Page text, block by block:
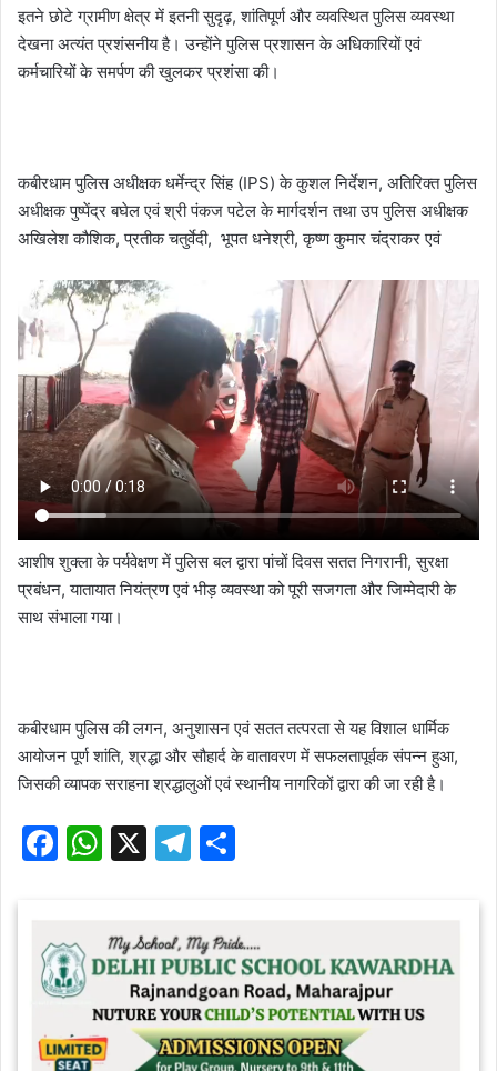
इतने छोटे ग्रामीण क्षेत्र में इतनी सुदृढ़, शांतिपूर्ण और व्यवस्थित पुलिस व्यवस्था
देखना अत्यंत प्रशंसनीय है। उन्होंने पुलिस प्रशासन के अधिकारियों एवं
कर्मचारियों के समर्पण की खुलकर प्रशंसा की।
कबीरधाम पुलिस अधीक्षक धर्मेन्द्र सिंह (IPS) के कुशल निर्देशन, अतिरिक्त पुलिस
अधीक्षक पुष्पेंद्र बघेल एवं श्री पंकज पटेल के मार्गदर्शन तथा उप पुलिस अधीक्षक
अखिलेश कौशिक, प्रतीक चतुर्वेदी, भूपत धनेश्री, कृष्ण कुमार चंद्राकर एवं
आशीष शुक्ला के पर्यवेक्षण में पुलिस बल द्वारा पांचों दिवस सतत निगरानी, सुरक्षा
प्रबंधन, यातायात नियंत्रण एवं भीड़ व्यवस्था को पूरी सजगता और जिम्मेदारी के
साथ संभाला गया।
कबीरधाम पुलिस की लगन, अनुशासन एवं सतत तत्परता से यह विशाल धार्मिक
आयोजन पूर्ण शांति, श्रद्धा और सौहार्द के वातावरण में सफलतापूर्वक संपन्न हुआ,
जिसकी व्यापक सराहना श्रद्धालुओं एवं स्थानीय नागरिकों द्वारा की जा रही है।
F
e
b
o
W
s
A
p
p
X
T
gr
a
m
e